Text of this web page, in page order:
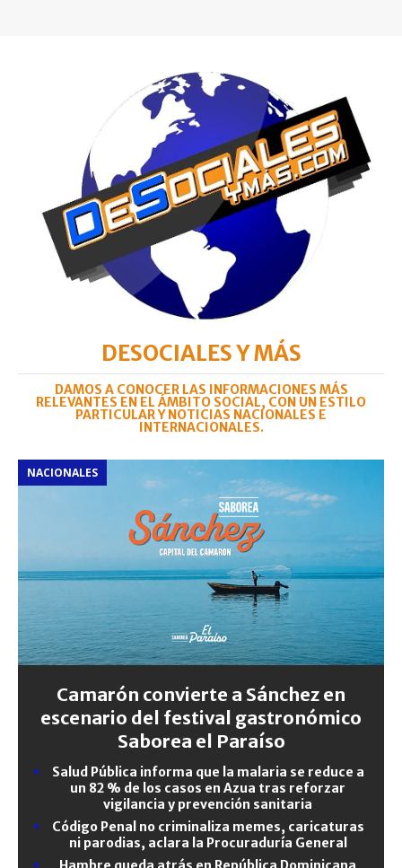
DESOCIALES Y MÁS
DAMOS A CONOCER LAS INFORMACIONES MÁS
RELEVANTES EN EL ÁMBITO SOCIAL, CON UN ESTILO
PARTICULAR Y NOTICIAS NACIONALES E
INTERNACIONALES.
NACIONALES
Camarón convierte a Sánchez en
escenario del festival gastronómico
Saborea el Paraíso
Salud Pública informa que la malaria se reduce a
un 82 % de los casos en Azua tras reforzar
vigilancia y prevención sanitaria
Código Penal no criminaliza memes, caricaturas
ni parodias, aclara la Procuraduría General